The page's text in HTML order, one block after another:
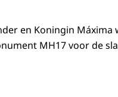
en Koningin
MH17 voor de